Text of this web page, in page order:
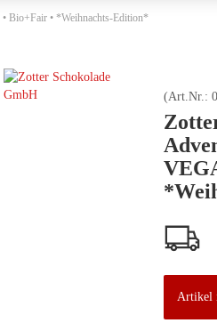
Bio+Fair • *Weihnachts-Edition*
(Art.Nr.:
Artikel